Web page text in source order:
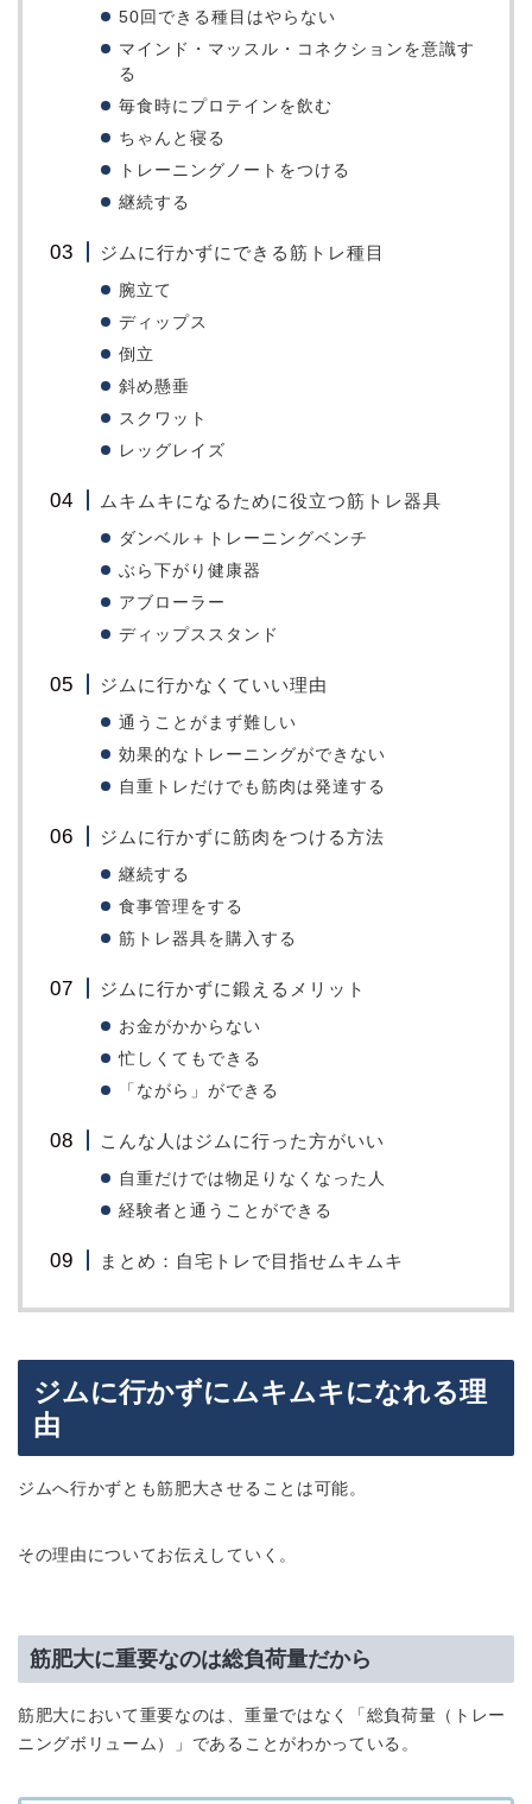
50回できる種目はやらない
マインド・マッスル・コネクションを意識す
る
毎食時にプロテインを飲む
ちゃんと寝る
トレーニングノートをつける
継続する
ジムに行かずにできる筋トレ種目
腕立て
ディップス
倒立
斜め懸垂
スクワット
レッグレイズ
ムキムキになるために役立つ筋トレ器具
ダンベル＋トレーニングベンチ
ぶら下がり健康器
アブローラー
ディップススタンド
ジムに行かなくていい理由
通うことがまず難しい
効果的なトレーニングができない
自重トレだけでも筋肉は発達する
ジムに行かずに筋肉をつける方法
継続する
食事管理をする
筋トレ器具を購入する
ジムに行かずに鍛えるメリット
お金がかからない
忙しくてもできる
「ながら」ができる
こんな人はジムに行った方がいい
自重だけでは物足りなくなった人
経験者と通うことができる
まとめ：自宅トレで目指せムキムキ
ジムに行かずにムキムキになれる理
由
ジムへ行かずとも筋肥大させることは可能。
その理由についてお伝えしていく。
筋肥大に重要なのは総負荷量だから
筋肥大において重要なのは、重量ではなく「総負荷量（トレー
ニングボリューム）」であることがわかっている。